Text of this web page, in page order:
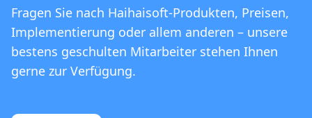
Fragen Sie nach Haihaisoft-Produkten, Preisen,
Implementierung oder allem anderen – unsere
bestens geschulten Mitarbeiter stehen Ihnen
gerne zur Verfügung.